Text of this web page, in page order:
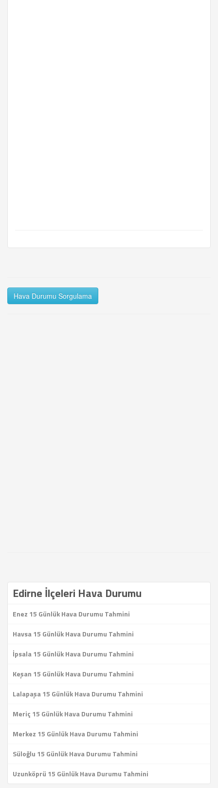
Hava Durumu Sorgulama
Edirne İlçeleri Hava Durumu
Enez 15 Günlük Hava Durumu Tahmini
Havsa 15 Günlük Hava Durumu Tahmini
İpsala 15 Günlük Hava Durumu Tahmini
Keşan 15 Günlük Hava Durumu Tahmini
Lalapaşa 15 Günlük Hava Durumu Tahmini
Meriç 15 Günlük Hava Durumu Tahmini
Merkez 15 Günlük Hava Durumu Tahmini
Süloğlu 15 Günlük Hava Durumu Tahmini
Uzunköprü 15 Günlük Hava Durumu Tahmini